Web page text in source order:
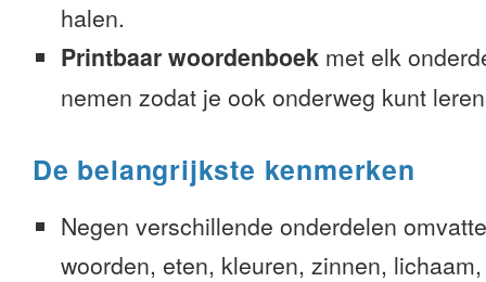
halen.
Printbaar woordenboek met elk
nemen zodat je ook onderweg kunt
De belangrijkste kenmerken
Negen verschillende onderdelen
woorden, eten, kleuren, zinnen,